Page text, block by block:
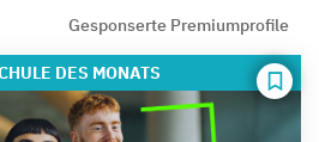
Gesponserte Premiumprofile
DES MONATS